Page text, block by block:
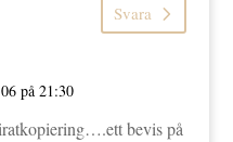
Svara
på 21:30
bevis på